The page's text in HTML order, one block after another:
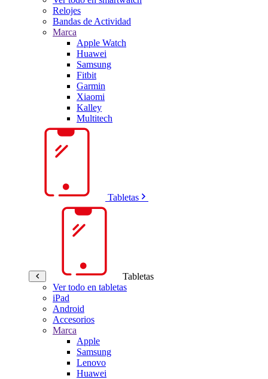
Relojes
Bandas de Actividad
Marca
Apple Watch
Huawei
Samsung
Fitbit
Garmin
Xiaomi
Kalley
Multitech
Tabletas
Tabletas
Ver todo en tabletas
iPad
Android
Accesorios
Marca
Apple
Samsung
Lenovo
Huawei